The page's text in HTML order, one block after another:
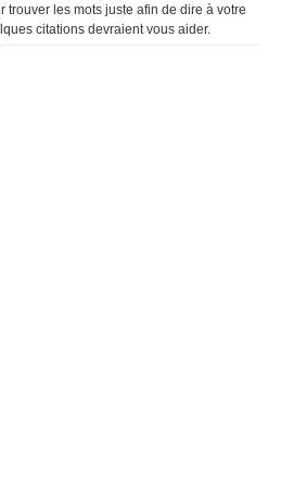
trouver les mots juste afin de dire à votre
citations devraient vous aider.